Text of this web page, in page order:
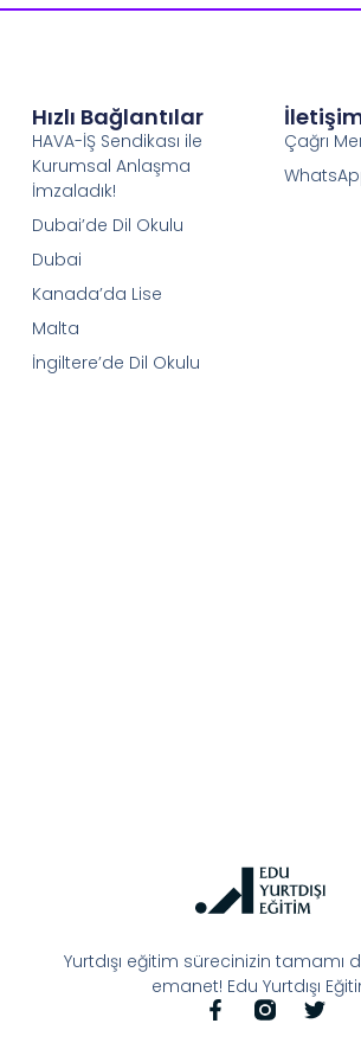
Yurtdışı eğitim sürecinizin tamamı
emanet! Edu Yurtdışı
Hızlı Bağlantılar
HAVA-İŞ Sendikası ile
Kurumsal Anlaşma
İmzaladık!
Dubai’de Dil Okulu
Dubai
Kanada’da Lise
Malta
İngiltere’de Dil Okulu
Çağrı